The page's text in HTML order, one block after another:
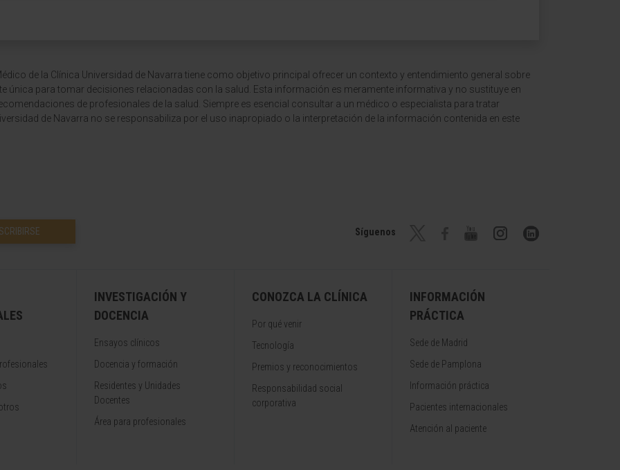
de la Clínica Universidad de Navarra tiene como objetivo principal ofrecer un contexto y entendimiento general sobre
única para tomar decisiones relacionadas con la salud. Esta información es meramente informativa y no sustituye en
de profesionales de la salud. Siempre es esencial consultar a un médico o especialista para tratar
de Navarra no se responsabiliza por el uso inapropiado o la interpretación de la información contenida en este
Síguenos
INVESTIGACIÓN Y
DOCENCIA
Ensayos clínicos
Docencia y formación
Residentes y Unidades
Docentes
Área para profesionales
CONOZCA LA CLÍNICA
Por qué venir
Tecnología
Premios y reconocimientos
Responsabilidad social
corporativa
INFORMACIÓN
PRÁCTICA
Sede de Madrid
Sede de Pamplona
Información práctica
Pacientes internacionales
Atención al paciente